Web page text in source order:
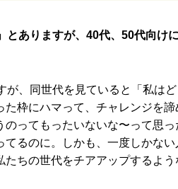
ありますが、40代、50代向け
が、同世代を見ていると「私は
た枠にハマって、チャレンジを
のってもったいないな〜って思
てるのに。しかも、一度しかな
たちの世代をチアアップするよ